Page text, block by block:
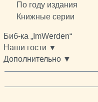
По году издания
Книжные серии
Биб-ка „ImWerden“
Наши гости ▼
Дополнительно ▼